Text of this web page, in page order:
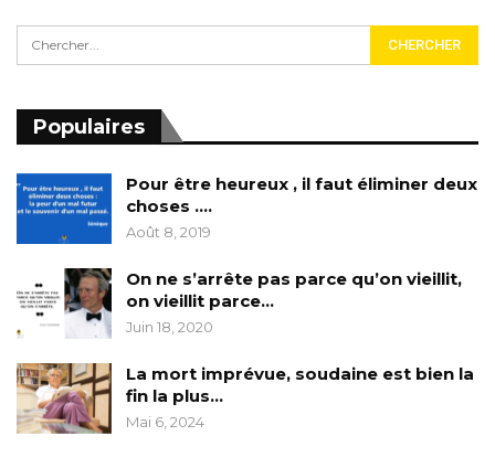
Populaires
Pour être heureux , il faut éliminer deux
choses ….
Août 8, 2019
On ne s’arrête pas parce qu’on vieillit,
on vieillit parce…
Juin 18, 2020
La mort imprévue, soudaine est bien la
fin la plus…
Mai 6, 2024